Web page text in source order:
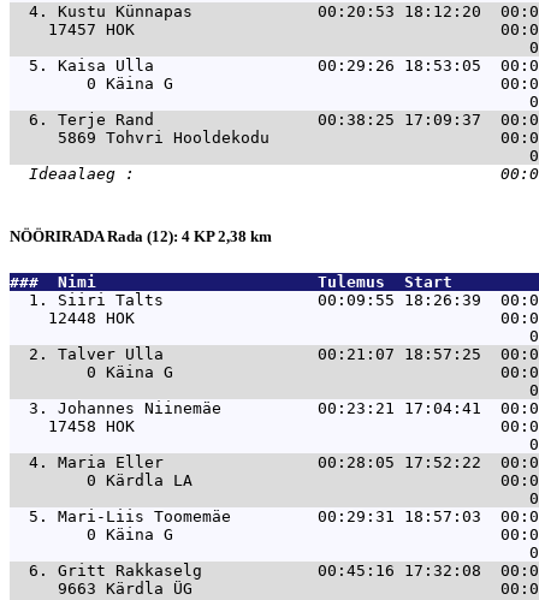
  4.
Kustu Künnapas             00:20:53 18:12:20
17457 HOK
  5.
Kaisa Ulla                 00:29:26 18:53:05
0 Käina G
  6.
Terje Rand                 00:38:25 17:09:37
5869 Tohvri Hooldekodu
NÖÖRIRADA Rada (12): 4 KP 2,38 km
###  Nimi                       Tulemus  Start
  1.
Siiri Talts                00:09:55 18:26:39
12448 HOK
  2.
Talver Ulla                00:21:07 18:57:25
0 Käina G
  3.
Johannes Niinemäe          00:23:21 17:04:41
17458 HOK
  4.
Maria Eller                00:28:05 17:52:22
0 Kärdla LA
  5.
Mari-Liis Toomemäe         00:29:31 18:57:03
0 Käina G
  6.
Gritt Rakkaselg            00:45:16 17:32:08
9663 Kärdla ÜG